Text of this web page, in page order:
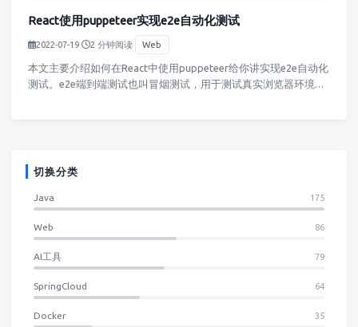
React使用puppeteer实现e2e自动化测试
2022-07-19· 2 分钟阅读· Web
​本文主要介绍如何在React中使用puppeteer给你讲实现e2e自动化
测试。e2e端到端测试也叫冒烟测试，用于测试真实浏览器环境下
切换分类
Java 175
Web 86
AI工具 79
SpringCloud 64
Docker 35